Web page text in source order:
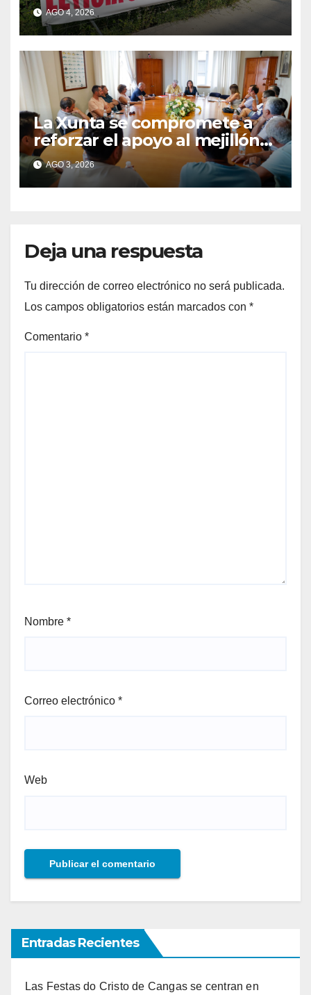
AGO 4, 2026
La Xunta se compromete a
reforzar el apoyo al mejillón
de Moaña tras reunirse con
los bateeiros de Rianosa
AGO 3, 2026
Deja una respuesta
Tu dirección de correo electrónico no será publicada.
Los campos obligatorios están marcados con *
Comentario *
Nombre *
Correo electrónico *
Web
Entradas Recientes
Las Festas do Cristo de Cangas se centran en